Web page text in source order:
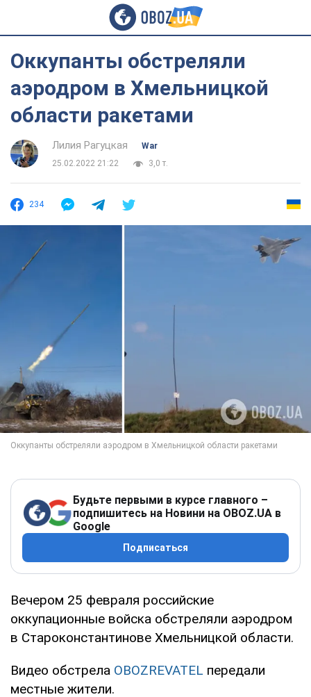
Оккупанты обстреляли
аэродром в Хмельницкой
области ракетами
Лилия Рагуцкая
War
25.02.2022 21:22
3,0 т.
234
Будьте первыми в курсе главного –
подпишитесь на Новини на OBOZ.UA в
Google
Подписаться
Вечером 25 февраля российские
оккупационные войска обстреляли аэродром
в Староконстантинове Хмельницкой области.
Видео обстрела OBOZREVATEL передали
местные жители.